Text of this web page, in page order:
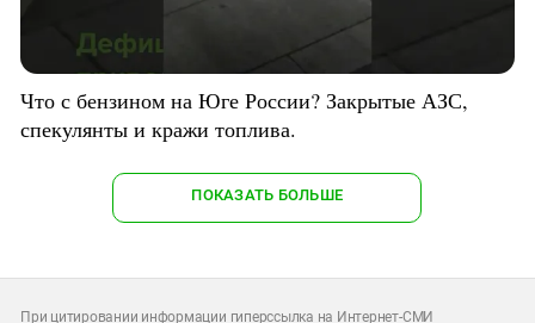
Что с бензином на Юге России? Закрытые АЗС,
спекулянты и кражи топлива.
ПОКАЗАТЬ БОЛЬШЕ
При цитировании информации гиперссылка на Интернет-СМИ